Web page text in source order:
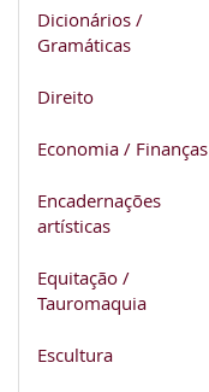
Dicionários /
Gramáticas
Direito
Economia / Finanças
Encadernações
artísticas
Equitação /
Tauromaquia
Escultura